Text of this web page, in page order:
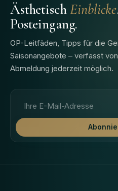
ÄsthetischEinblicke
Posteingang.
OP-Leitfäden, Tipps für die
Saisonangebote – verfasst
Abmeldung jederzeit möglich.